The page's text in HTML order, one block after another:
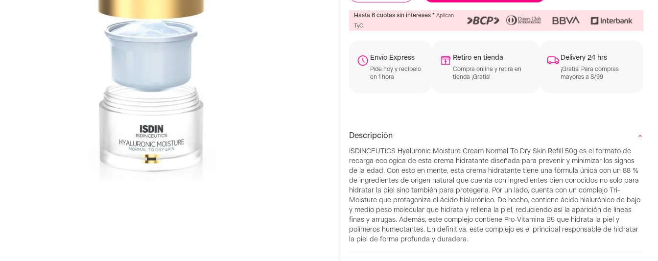
Hasta 6 cuotas sin intereses * Aplican
TyC
Envío Express
Pide hoy y recíbelo
en 1 hora
Retiro en tienda
Compra online y retira en
tienda ¡Gratis!
Delivery 24 hrs
¡Gratis! Para compras
mayores a S/99
Descripción
ISDINCEUTICS Hyaluronic Moisture Cream Normal To Dry Skin Refill 50g es el formato de
recarga ecológica de esta crema hidratante diseñada para prevenir y minimizar los signos
de la edad. Con esto en mente, esta crema hidratante tiene una fórmula única con un 88 %
de ingredientes de origen natural que cuenta con ingredientes bien conocidos no solo para
hidratar la piel sino también para protegerla. Por un lado, cuenta con un complejo Tri-
Moisture que protagoniza el ácido hialurónico. De hecho, contiene ácido hialurónico de bajo
y medio peso molecular que hidrata y rellena la piel, reduciendo así la aparición de líneas
finas y arrugas. Además, este complejo contiene Pro-Vitamina B5 que hidrata la piel y
polímeros humectantes. En definitiva, este complejo es el principal responsable de hidratar
la piel de forma profunda y duradera.